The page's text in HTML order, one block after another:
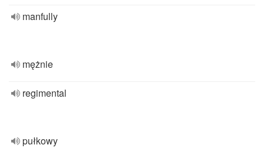
manfully
mężnie
regimental
pułkowy